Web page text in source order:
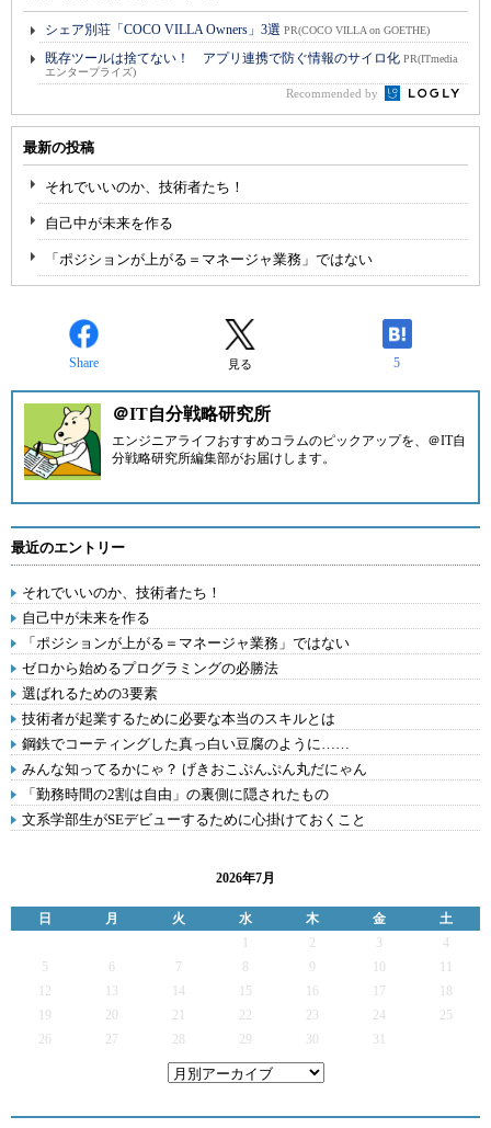
シェア別荘「COCO VILLA Owners」3選 PR(COCO VILLA on GOETHE)
既存ツールは捨てない！ アプリ連携で防ぐ情報のサイロ化 PR(ITmedia
エンタープライズ)
Recommended by
最新の投稿
それでいいのか、技術者たち！
自己中が未来を作る
「ポジションが上がる＝マネージャ業務」ではない
Share 見る 5
＠IT自分戦略研究所
エンジニアライフおすすめコラムのピックアップを、 ＠IT自
分戦略研究所編集部がお届けします。
最近のエントリー
それでいいのか、技術者たち！
自己中が未来を作る
「ポジションが上がる＝マネージャ業務」ではない
ゼロから始めるプログラミングの必勝法
選ばれるための3要素
技術者が起業するために必要な本当のスキルとは
鋼鉄でコーティングした真っ白い豆腐のように……
みんな知ってるかにゃ？ げきおこぷんぷん丸だにゃん
「勤務時間の2割は自由」の裏側に隠されたもの
文系学部生がSEデビューするために心掛けておくこと
2026年7月
日 月 火 水 木 金
土
2 3
4
5
6 7 9
12
13 14 15 16 17
19
20 21 22 23 24
25
26
27 28 29 30 31